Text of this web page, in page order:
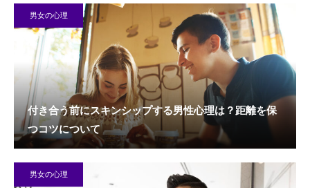
男女の心理
付き合う前にスキンシップする男性心理は？距離を保
つコツについて
男女の心理